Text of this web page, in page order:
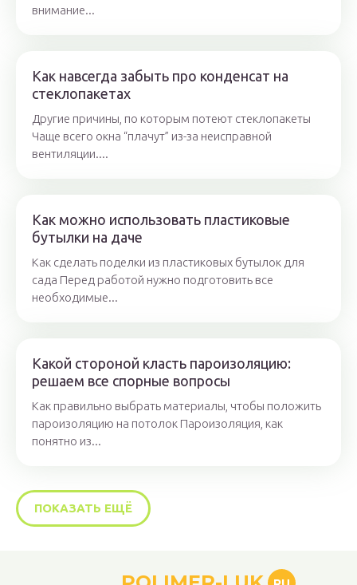
внимание...
Как навсегда забыть про конденсат на
стеклопакетах
Другие причины, по которым потеют стеклопакеты
Чаще всего окна “плачут” из-за неисправной
вентиляции....
Как можно использовать пластиковые
бутылки на даче
Как сделать поделки из пластиковых бутылок для
сада Перед работой нужно подготовить все
необходимые...
Какой стороной класть пароизоляцию:
решаем все спорные вопросы
Как правильно выбрать материалы, чтобы положить
пароизоляцию на потолок Пароизоляция, как
понятно из...
ПОКАЗАТЬ ЕЩЁ